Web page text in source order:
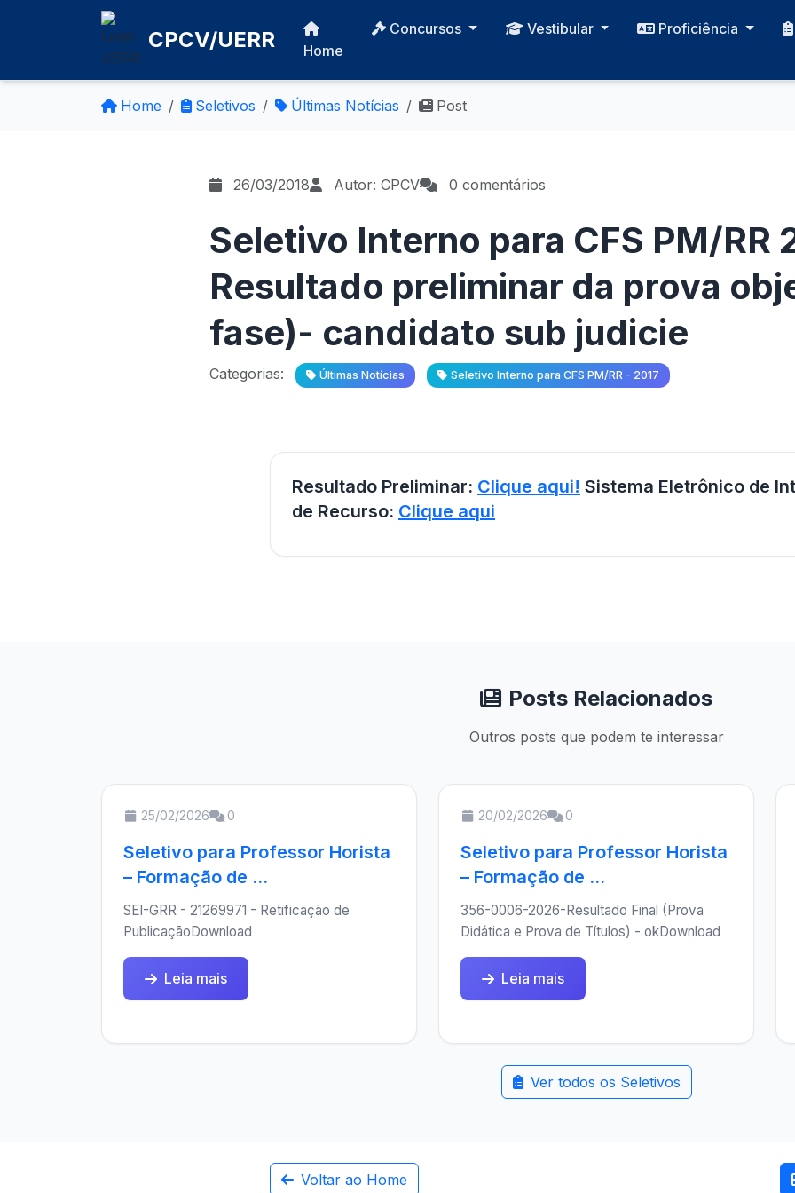
CPCV/UERR Home
Concursos Vestibular Proficiência
Home Seletivos Últimas Notícias Post
26/03/2018 Autor: CPCV 0 comentários
Seletivo Interno para CFS PM/RR
Resultado preliminar da prova
fase)- candidato sub judicie
Categorias: Últimas Notícias Seletivo Interno para CFS PM/RR - 2017
Resultado Preliminar: Clique aqui! Sistema Eletrônico de
de Recurso: Clique aqui
Posts Relacionados
Outros posts que podem te interessar
25/02/2026 0
Seletivo para Professor Horista
– Formação de ...
SEI-GRR - 21269971 - Retificação de
PublicaçãoDownload
Leia mais
20/02/2026 0
Seletivo para Professor Horista
– Formação de ...
356-0006-2026-Resultado Final (Prova
Didática e Prova de Títulos) - okDownload
Leia mais
Ver todos os Seletivos
Voltar ao Home